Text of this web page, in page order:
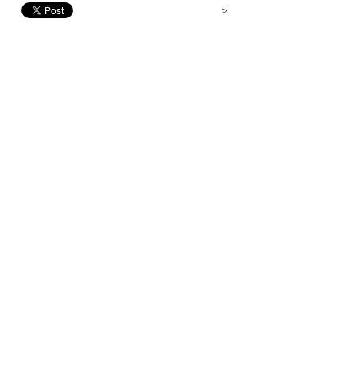
>